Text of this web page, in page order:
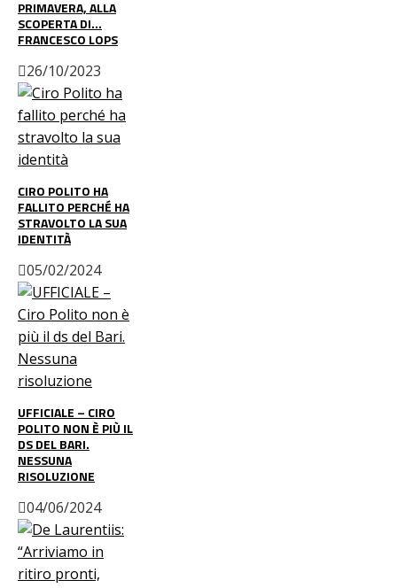
PRIMAVERA, ALLA
SCOPERTA DI…
FRANCESCO LOPS
26/10/2023
CIRO POLITO HA
FALLITO PERCHÉ HA
STRAVOLTO LA SUA
IDENTITÀ
05/02/2024
UFFICIALE – CIRO
POLITO NON È PIÙ IL
DS DEL BARI.
NESSUNA
RISOLUZIONE
04/06/2024